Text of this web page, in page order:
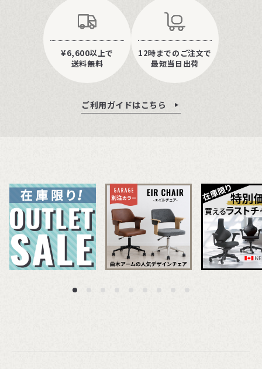
¥6,600以上で
送料無料
12時までのご注文で
最短当日出荷
ご利用ガイドはこちら